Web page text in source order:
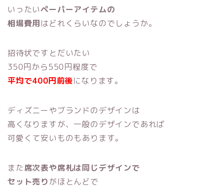
いったいペーパーアイテムの
相場費用はどれくらいなのでしょうか。
招待状ですとだいたい
350円から550円程度で
平均で400円前後になります。
ディズニーやブランドのデザインは
高くなりますが、一般のデザインであれば
可愛くて安いものもあります。
また席次表や席札は同じデザインで
セット売り がほとんどで